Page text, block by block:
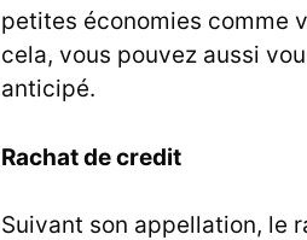
petites économies comme
cela, vous pouvez aussi
anticipé.
Rachat de credit
Suivant son appellation, le